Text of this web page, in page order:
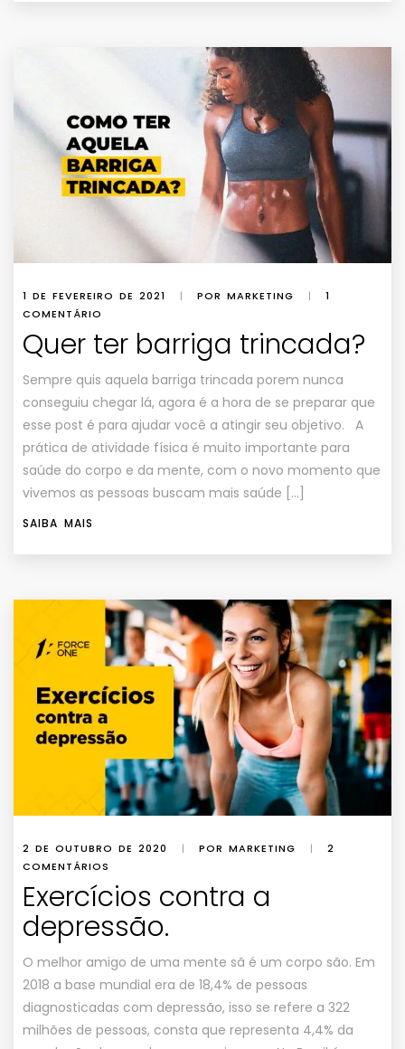
1 DE FEVEREIRO DE 2021 | POR MARKETING |
1
COMENTÁRIO
Quer ter barriga trincada?
Sempre quis aquela barriga trincada porem nunca
conseguiu chegar lá, agora é a hora de se preparar que
esse post é para ajudar você a atingir seu objetivo. A
prática de atividade física é muito importante para
saúde do corpo e da mente, com o novo momento que
vivemos as pessoas buscam mais saúde […]
SAIBA MAIS
2 DE OUTUBRO DE 2020 | POR MARKETING |
2
COMENTÁRIOS
Exercícios contra a
depressão.
O melhor amigo de uma mente sã é um corpo são. Em
2018 a base mundial era de 18,4% de pessoas
diagnosticadas com depressão, isso se refere a 322
milhões de pessoas, consta que representa 4,4% da